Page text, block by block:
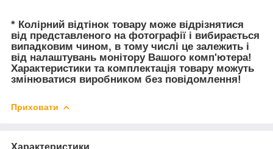
* Колірний відтінок товару може відрізнятися
від представленого на фотографії і вибирається
випадковим чином, в тому числі це залежить і
від налаштувань монітору Вашого комп'ютера!
Характеристики та комплектація товару можуть
змінюватися виробником без повідомлення!
Приховати
Характеристики